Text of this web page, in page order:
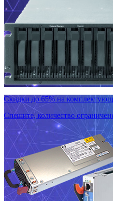
Скидки до 65% на
Спешите, количество